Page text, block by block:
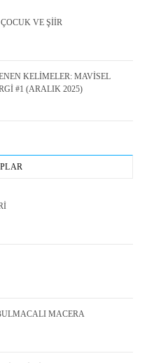
VE ŞİİR
KELİMELER: MAVİSEL
#1 (ARALIK 2025)
MACERA